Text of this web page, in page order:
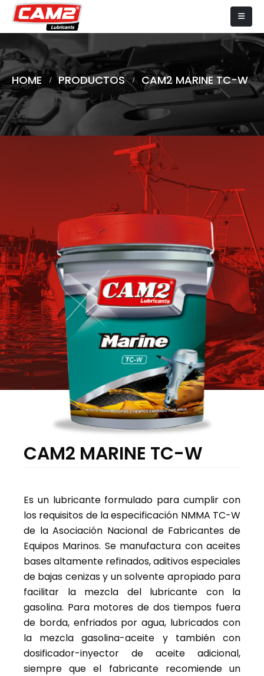
HOME PRODUCTOS CAM2 MARINE TC-W
CAM2 MARINE TC-W
Es un lubricante formulado para cumplir con
los requisitos de la especificación NMMA TC-W
de la Asociación Nacional de Fabricantes de
Equipos Marinos. Se manufactura con aceites
bases altamente refinados, aditivos especiales
de bajas cenizas y un solvente apropiado para
facilitar la mezcla del lubricante con la
gasolina. Para motores de dos tiempos fuera
de borda, enfriados por agua, lubricados con
la mezcla gasolina-aceite y también con
dosificador-inyector de aceite adicional,
siempre que el fabricante recomiende un